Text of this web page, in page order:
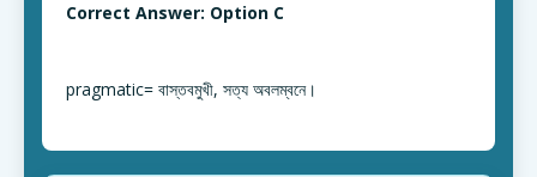
Correct Answer: Option C
pragmatic= বাস্তবমুখী, সত্য অবলম্বনে।